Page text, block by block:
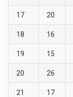
17 20
18 16
19 15
20 26
21 17